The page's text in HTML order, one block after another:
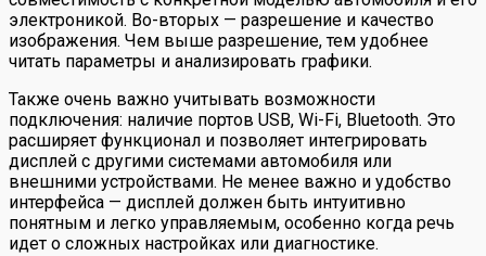
электроникой. Во-вторых — разрешение и качество
изображения. Чем выше разрешение, тем удобнее
читать параметры и анализировать графики.
Также очень важно учитывать возможности
подключения: наличие портов USB, Wi-Fi, Bluetooth. Это
расширяет функционал и позволяет интегрировать
дисплей с другими системами автомобиля или
внешними устройствами. Не менее важно и удобство
интерфейса — дисплей должен быть интуитивно
понятным и легко управляемым, особенно когда речь
идет о сложных настройках или диагностике.